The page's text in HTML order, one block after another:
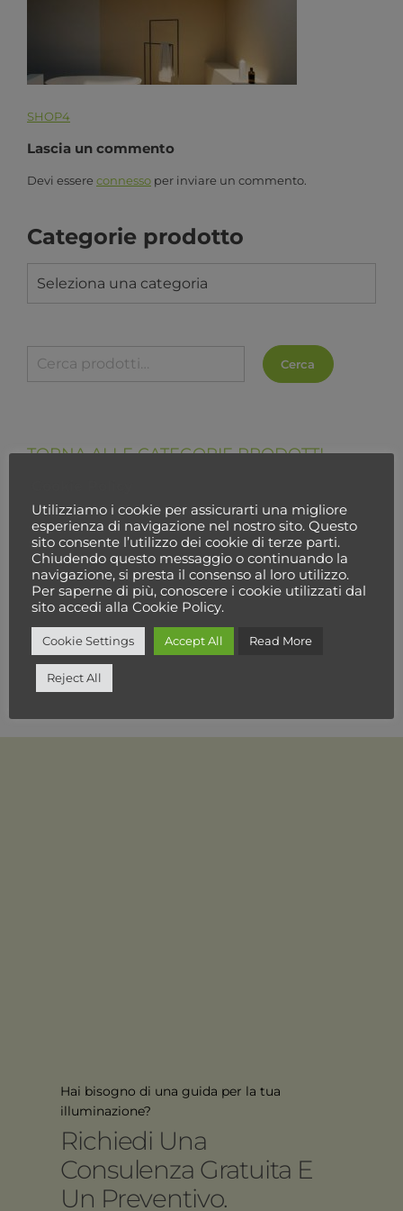
SHOP4
Lascia un commento
Devi essere connesso per inviare un commento.
Categorie prodotto
Seleziona una categoria
Cerca
TORNA ALLE CATEGORIE PRODOTTI
Hai bisogno di una guida per la tua
illuminazione?
Richiedi Una
Consulenza Gratuita E
Un Preventivo.
Utilizziamo i cookie per assicurarti una migliore
esperienza di navigazione nel nostro sito. Questo
sito consente l’utilizzo dei cookie di terze parti.
Chiudendo questo messaggio o continuando la
navigazione, si presta il consenso al loro utilizzo.
Per saperne di più, conoscere i cookie utilizzati dal
sito accedi alla Cookie Policy.
Cookie Settings Accept All Read More
Reject All